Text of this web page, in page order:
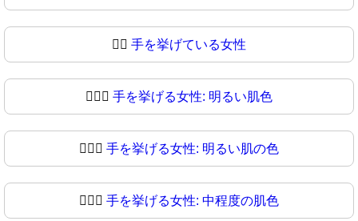
🙋‍♀ 手を挙げている女性
🙋🏻‍♀️ 手を挙げる女性: 明るい肌色
🙋🏻‍♀ 手を挙げる女性: 明るい肌の色
🙋🏼‍♀️ 手を挙げる女性: 中程度の肌色